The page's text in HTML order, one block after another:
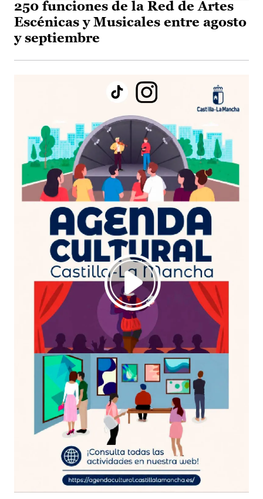
250 funciones de la Red de Artes
Escénicas y Musicales entre agosto
y septiembre